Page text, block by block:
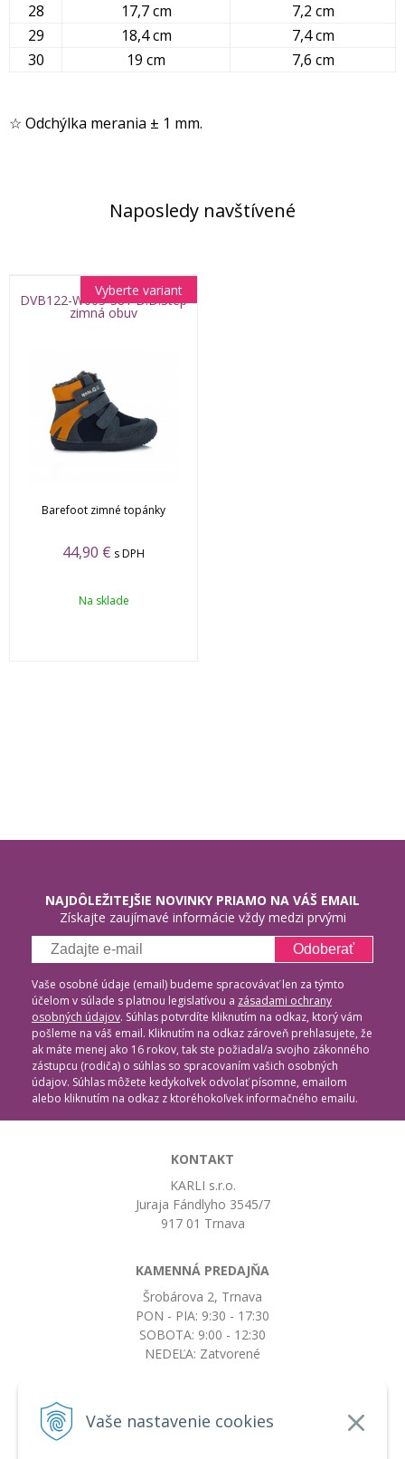
Vaše nastavenie cookies
28
17,7 cm
7,2 cm
29
18,4 cm
7,4 cm
30
19 cm 7,6 cm
☆ Odchýlka merania ± 1 mm.
Naposledy navštívené
DVB122-W063-381 D.D.Step
zimná obuv
Barefoot zimné topánky
44,90 € s DPH
Vyberte variant
Na sklade
NAJDÔLEŽITEJŠIE NOVINKY PRIAMO NA VÁŠ EMAIL
Získajte zaujímavé informácie vždy medzi prvými
Odoberať
Vaše osobné údaje (email) budeme spracovávať len za týmto
účelom v súlade s platnou legislatívou a zásadami ochrany
osobných údajov. Súhlas potvrdíte kliknutím na odkaz, ktorý vám
pošleme na váš email. Kliknutím na odkaz zároveň prehlasujete, že
ak máte menej ako 16 rokov, tak ste požiadal/a svojho zákonného
zástupcu (rodiča) o súhlas so spracovaním vašich osobných
údajov. Súhlas môžete kedykoľvek odvolať písomne, emailom
alebo kliknutím na odkaz z ktoréhokoľvek informačného emailu.
KONTAKT
KARLI s.r.o.
Juraja Fándlyho 3545/7
917 01 Trnava
KAMENNÁ PREDAJŇA
Šrobárova 2, Trnava
PON - PIA: 9:30 - 17:30
SOBOTA: 9:00 - 12:30
NEDEĽA: Zatvorené
objednavky@botkydorobotky.sk